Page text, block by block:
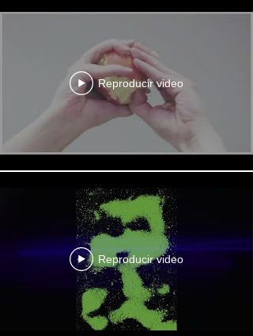
Reproducir video
Reproducir video